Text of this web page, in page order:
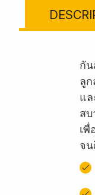
กั
ลู
แ
ส
เ
จ